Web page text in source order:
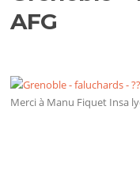
AFG
Merci à Manu Fiquet Insa